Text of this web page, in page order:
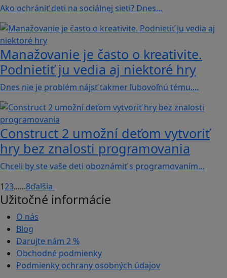
Ako ochrániť deti na sociálnej sieti? Dnes…
Manažovanie je často o kreativite.
Podnietiť ju vedia aj niektoré hry
Dnes nie je problém nájsť takmer ľubovoľnú tému,…
Construct 2 umožní deťom vytvoriť
hry bez znalosti programovania
Chceli by ste vaše deti oboznámiť s programovaním…
123......8ďalšia
Užitočné informácie
O nás
Blog
Darujte nám 2 %
Obchodné podmienky
Podmienky ochrany osobných údajov